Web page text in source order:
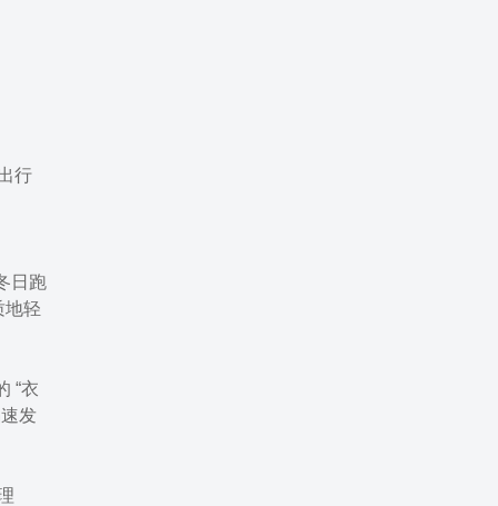
行
日跑
地轻
“衣
发